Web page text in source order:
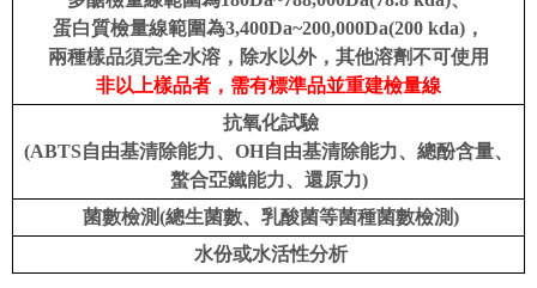
蛋白質檢量線範圍為3,400Da~200,000Da(200 kda) ，
兩種樣品須完全水溶，除水以外，其他溶劑不可使用
非以上樣品者，需有標準品並重建檢量線
抗氧化試驗
(ABTS自由基清除能力、OH自由基清除能力、總酚含量、
螯合亞鐵能力、還原力)
菌數檢測(總生菌數、乳酸菌等菌種菌數檢測)
水份或水活性分析